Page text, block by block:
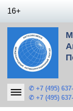
16+
✆ +7 (495)
✆ +7 (495)